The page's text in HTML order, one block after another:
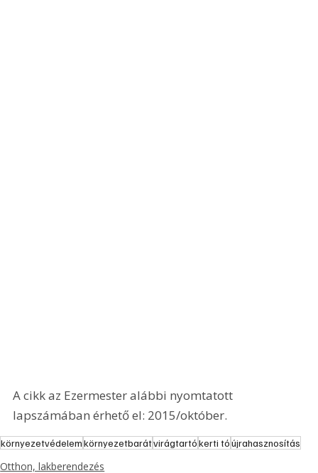
A cikk az Ezermester alábbi nyomtatott
lapszámában érhető el: 2015/október.
környezetvédelemkörnyezetbarátvirágtartókerti tóújrahasznosítás
Otthon, lakberendezés